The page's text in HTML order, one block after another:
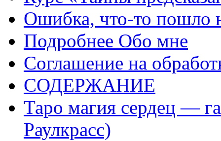
Ошибка, что-то пошло
Подробнее Обо мне
Соглашение на
СОДЕРЖАНИЕ
Таро магия сердец —
Раулкрасс)